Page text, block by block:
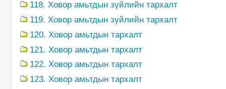
118. Ховор амьтдын зүйлийн тархалт
119. Ховор амьтдын зүйлийн тархалт
120. Ховор амьтдын тархалт
121. Ховор амьтдын тархалт
122. Ховор амьтдын тархалт
123. Ховор амьтдын тархалт